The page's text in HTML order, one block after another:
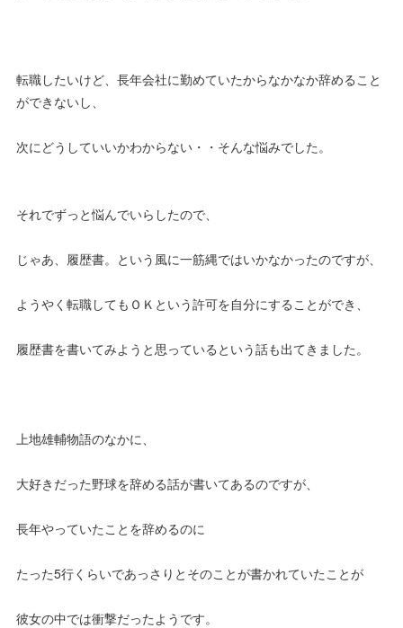
転職したいけど、長年会社に勤めていたからなかなか辞めること
ができないし、
次にどうしていいかわからない・・そんな悩みでした。
それでずっと悩んでいらしたので、
じゃあ、履歴書。という風に一筋縄ではいかなかったのですが、
ようやく転職してもＯＫという許可を自分にすることができ、
履歴書を書いてみようと思っているという話も出てきました。
上地雄輔物語のなかに、
大好きだった野球を辞める話が書いてあるのですが、
長年やっていたことを辞めるのに
たった5行くらいであっさりとそのことが書かれていたことが
彼女の中では衝撃だったようです。